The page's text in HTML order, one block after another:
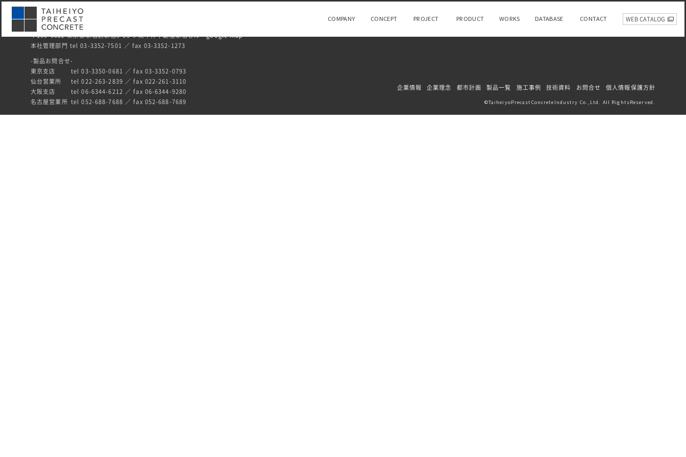
COMPANY CONCEPT PROJECT PRODUCT WORKS DATABASE CONTACT WEB CATALOG
本社管理部門 tel 03-3352-7501 ／ fax 03-3352-1273
-製品お問合せ-
東京支店
tel 03-3350-0681 ／ fax 03-3352-0793
仙台営業所
tel 022-263-2839 ／ fax 022-261-3110
大阪支店
tel 06-6344-6212 ／ fax 06-6344-9280
名古屋営業所
tel 052-688-7688 ／ fax 052-688-7689
企業情報 企業理念 都市計画 製品一覧 施工事例 技術資料 お問合せ 個人情報保護方針
TaiheiyoPrecastConcreteIndustry Co.,Ltd. All RightsReserved.